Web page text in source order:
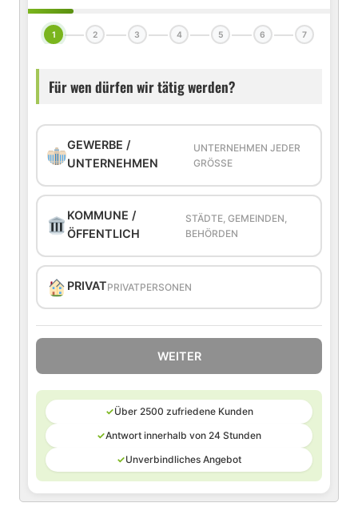
1 2 3 4 5 6 7
Für wen dürfen wir tätig werden?
GEWERBE /
UNTERNEHMEN
UNTERNEHMEN JEDER
GRÖSSE
KOMMUNE /
ÖFFENTLICH
STÄDTE, GEMEINDEN,
BEHÖRDEN
PRIVATPRIVATPERSONEN
WEITER
✓Über 2500 zufriedene Kunden
✓Antwort innerhalb von 24 Stunden
✓Unverbindliches Angebot